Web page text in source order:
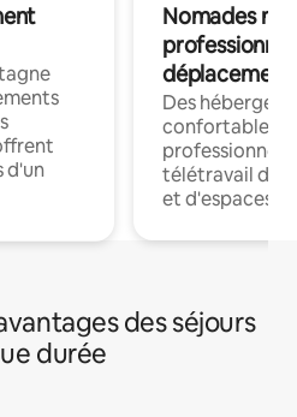
d'un
Nomades
déplacement
Des
confortables
professionnels
télétravail
et d'espaces
des séjours
durée